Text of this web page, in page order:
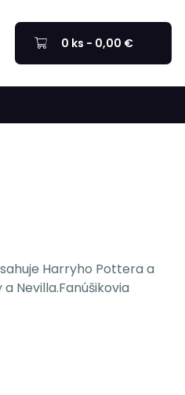
0 ks - 0,00 €
Harryho Pottera a
Nevilla.Fanúšikovia